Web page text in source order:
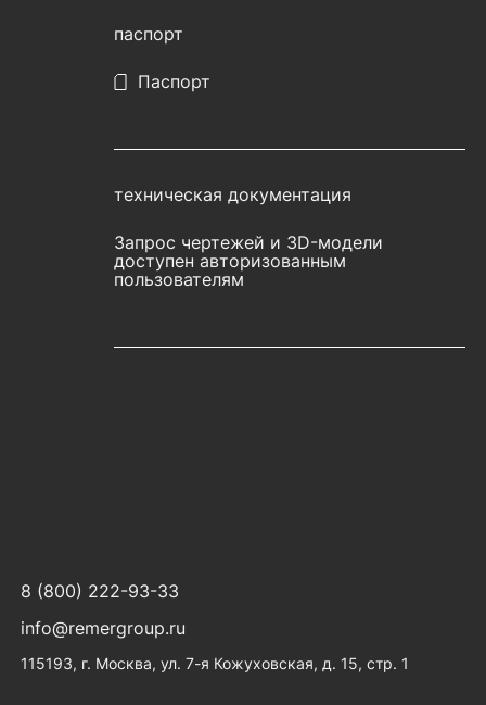
паспорт
Паспорт
техническая документация
Запрос чертежей и 3D-модели
доступен авторизованным
пользователям
8 (800) 222-93-33
info@remergroup.ru
115193, г. Москва, ул. 7-я Кожуховская, д. 15, стр. 1